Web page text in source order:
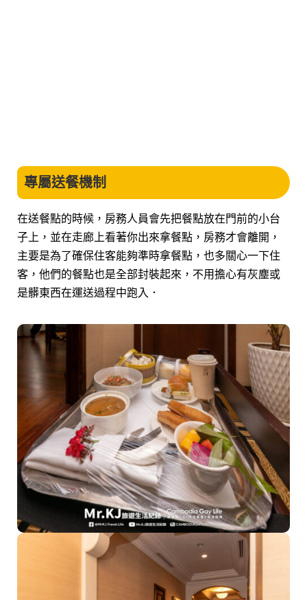
專屬送餐機制
在送餐點的時候，房務人員會先把餐點放在門前的小台
子上，並在走廊上看著你出來拿餐點， 房務才會離開，
主要是為了確保住客能夠準時拿餐點，也多關心一下住
客，他們的餐點也是全部封裝起來，不用擔心有灰塵或
是髒東西在運送過程中跑入．